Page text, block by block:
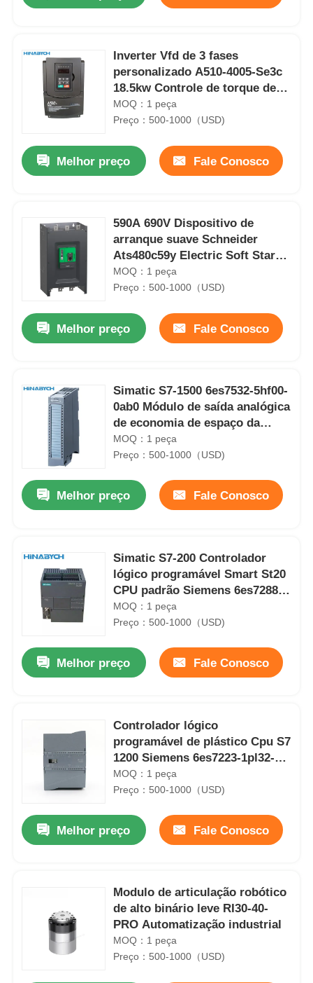
Produtos
Quem Somos
Inverter Vfd de 3 fases
personalizado A510-4005-Se3c
18.5kw Controle de torque de
velocidade preciso
MOQ：1 peça
Preço：500-1000（USD)
Melhor preço Fale Conosco
590A 690V Dispositivo de
arranque suave Schneider
Ats480c59y Electric Soft Starter
para Industrial
MOQ：1 peça
Preço：500-1000（USD)
Melhor preço Fale Conosco
Simatic S7-1500 6es7532-5hf00-
0ab0 Módulo de saída analógica
de economia de espaço da
Siemens
MOQ：1 peça
Preço：500-1000（USD)
Melhor preço Fale Conosco
Simatic S7-200 Controlador
lógico programável Smart St20
CPU padrão Siemens 6es7288-
1st20-0AA1
MOQ：1 peça
Preço：500-1000（USD)
Melhor preço Fale Conosco
Controlador lógico
programável de plástico Cpu S7
1200 Siemens 6es7223-1pl32-
0xb0
MOQ：1 peça
Preço：500-1000（USD)
Melhor preço Fale Conosco
Modulo de articulação robótico
de alto binário leve RI30-40-
PRO Automatização industrial
MOQ：1 peça
Preço：500-1000（USD)